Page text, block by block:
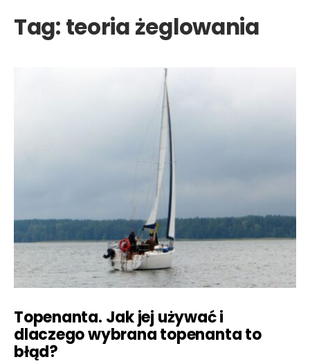
Tag: teoria żeglowania
Topenanta. Jak jej używać i
dlaczego wybrana topenanta to
błąd?